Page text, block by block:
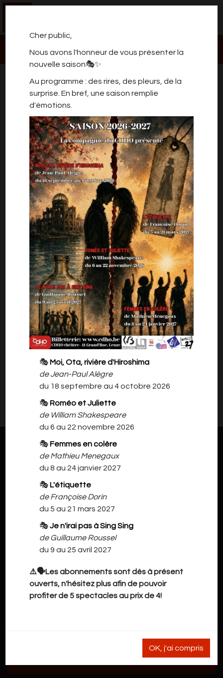
Cher public,
Nous avons l'honneur de vous présenter la
nouvelle saison🎭✨
Au programme : des rires, des pleurs, de la
surprise. En bref, une saison remplie
d'émotions.
🎭 Moi, Ota, rivière d'Hiroshima
de Jean-Paul Alègre
du 18 septembre au 4 octobre 2026
🎭 Roméo et Juliette
de William Shakespeare
du 6 au 22 novembre 2026
🎭 Femmes en colère
de Mathieu Menegaux
du 8 au 24 janvier 2027
🎭 L'étiquette
de Françoise Dorin
du 5 au 21 mars 2027
🎭Je n'irai pas à Sing Sing
de Guillaume Roussel
du 9 au 25 avril 2027
⚠️🗣️Les abonnements sont dès à présent
ouverts, n'hésitez plus afin de pouvoir
profiter de 5 spectacles au prix de 4!
OK, j'ai compris
JEAN-CLAUDE COULON
CHANTE "LES ANANARS"
CHANSON FRANCAISE
Jean-Claude COULON chante "Les Ananars"
Le 6 janvier 1969, à Paris, a lieu une rencontre
entre les trois artistes les plus célèbres et les
plus influents du moment : Jacques Brel, Léo
Ferré et Georges Brassens.
Pendant deux heures non-stop, il sera
question du monde de la chanson, bien sûr,
mais
aussi de la vie, de l’amour et de la mort, de
l’argent, de la liberté, de la solitude et puis des
femmes…
Ils ont tous les trois flirté un jour avec l'anarchie.
Notre ménestrel, Jean-Claude Coulon, vous
propose un récital de chansons "en images"
extraites de ces trois répertoires.
Soyez les bienvenus !
Public : à partir de 12 ans
Il n'y a rien à vous proposer pour l'instant.
Veuillez revenir plus tard.